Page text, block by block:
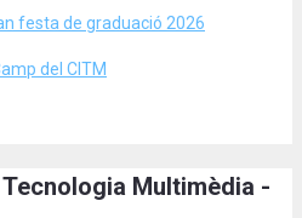
festa de graduació 2026
del CITM
Multimèdia -